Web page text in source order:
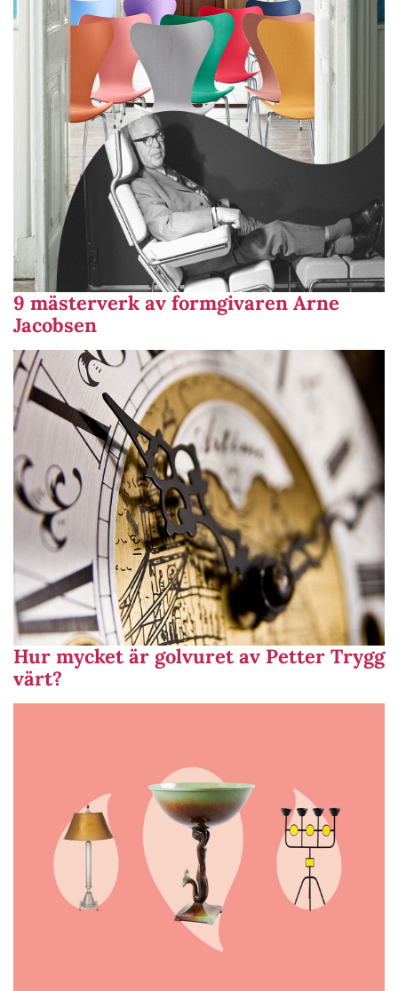
9 mästerverk av formgivaren Arne
Jacobsen
Hur mycket är golvuret av Petter Trygg
värt?